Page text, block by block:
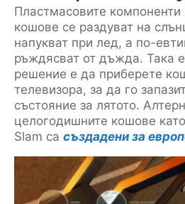
Пластмасовите
кошове се раздуват на
напукват при лед, а по-
ръждясват от дъжда. Така
решение е да приберете
телевизора, за да го
състояние за лятото.
целогодишните кошове
Slam са създадени за